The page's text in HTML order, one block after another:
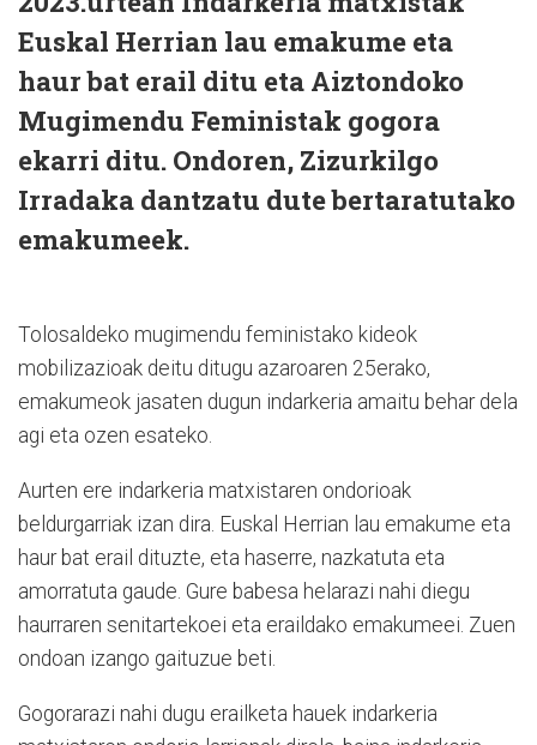
Euskal Herrian lau emakume eta
haur bat erail ditu eta Aiztondoko
Mugimendu Feministak gogora
ekarri ditu. Ondoren, Zizurkilgo
Irradaka dantzatu dute bertaratutako
emakumeek.
Tolosaldeko mugimendu feministako kideok
mobilizazioak deitu ditugu azaroaren 25erako,
emakumeok jasaten dugun indarkeria amaitu behar dela
agi eta ozen esateko.
Aurten ere indarkeria matxistaren ondorioak
beldurgarriak izan dira. Euskal Herrian lau emakume eta
haur bat erail dituzte, eta haserre, nazkatuta eta
amorratuta gaude. Gure babesa helarazi nahi diegu
haurraren senitartekoei eta eraildako emakumeei. Zuen
ondoan izango gaituzue beti.
Gogorarazi nahi dugu erailketa hauek indarkeria